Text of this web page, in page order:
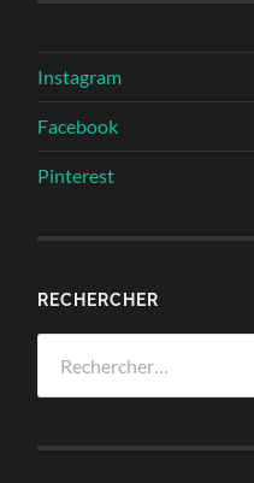
Instagram
Facebook
Pinterest
RECHERCHER